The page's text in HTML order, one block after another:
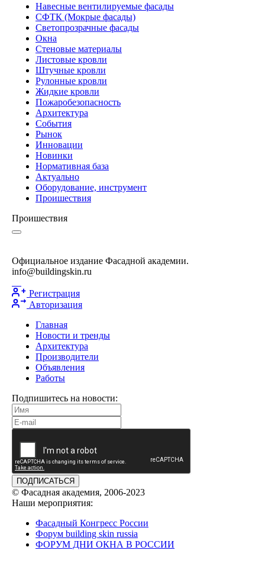
Навесные вентилируемые фасады
СФТК (Мокрые фасады)
Светопрозрачные фасады
Окна
Стеновые материалы
Листовые кровли
Штучные кровли
Рулонные кровли
Жидкие кровли
Пожаробезопасность
Архитектура
События
Рынок
Инновации
Новинки
Нормативная база
Актуально
Оборудование, инструмент
Проишествия
Проишествия
Официальное издание Фасадной академии.
info@buildingskin.ru
Регистрация
Авторизация
Главная
Новости и тренды
Архитектура
Производители
Объявления
Работы
Подпишитесь на новости:
ПОДПИСАТЬСЯ
© Фасадная академия, 2006-2023
Наши мероприятия:
Фасадный Конгресс России
Форум building skin russia
ФОРУМ ДНИ ОКНА В РОССИИ